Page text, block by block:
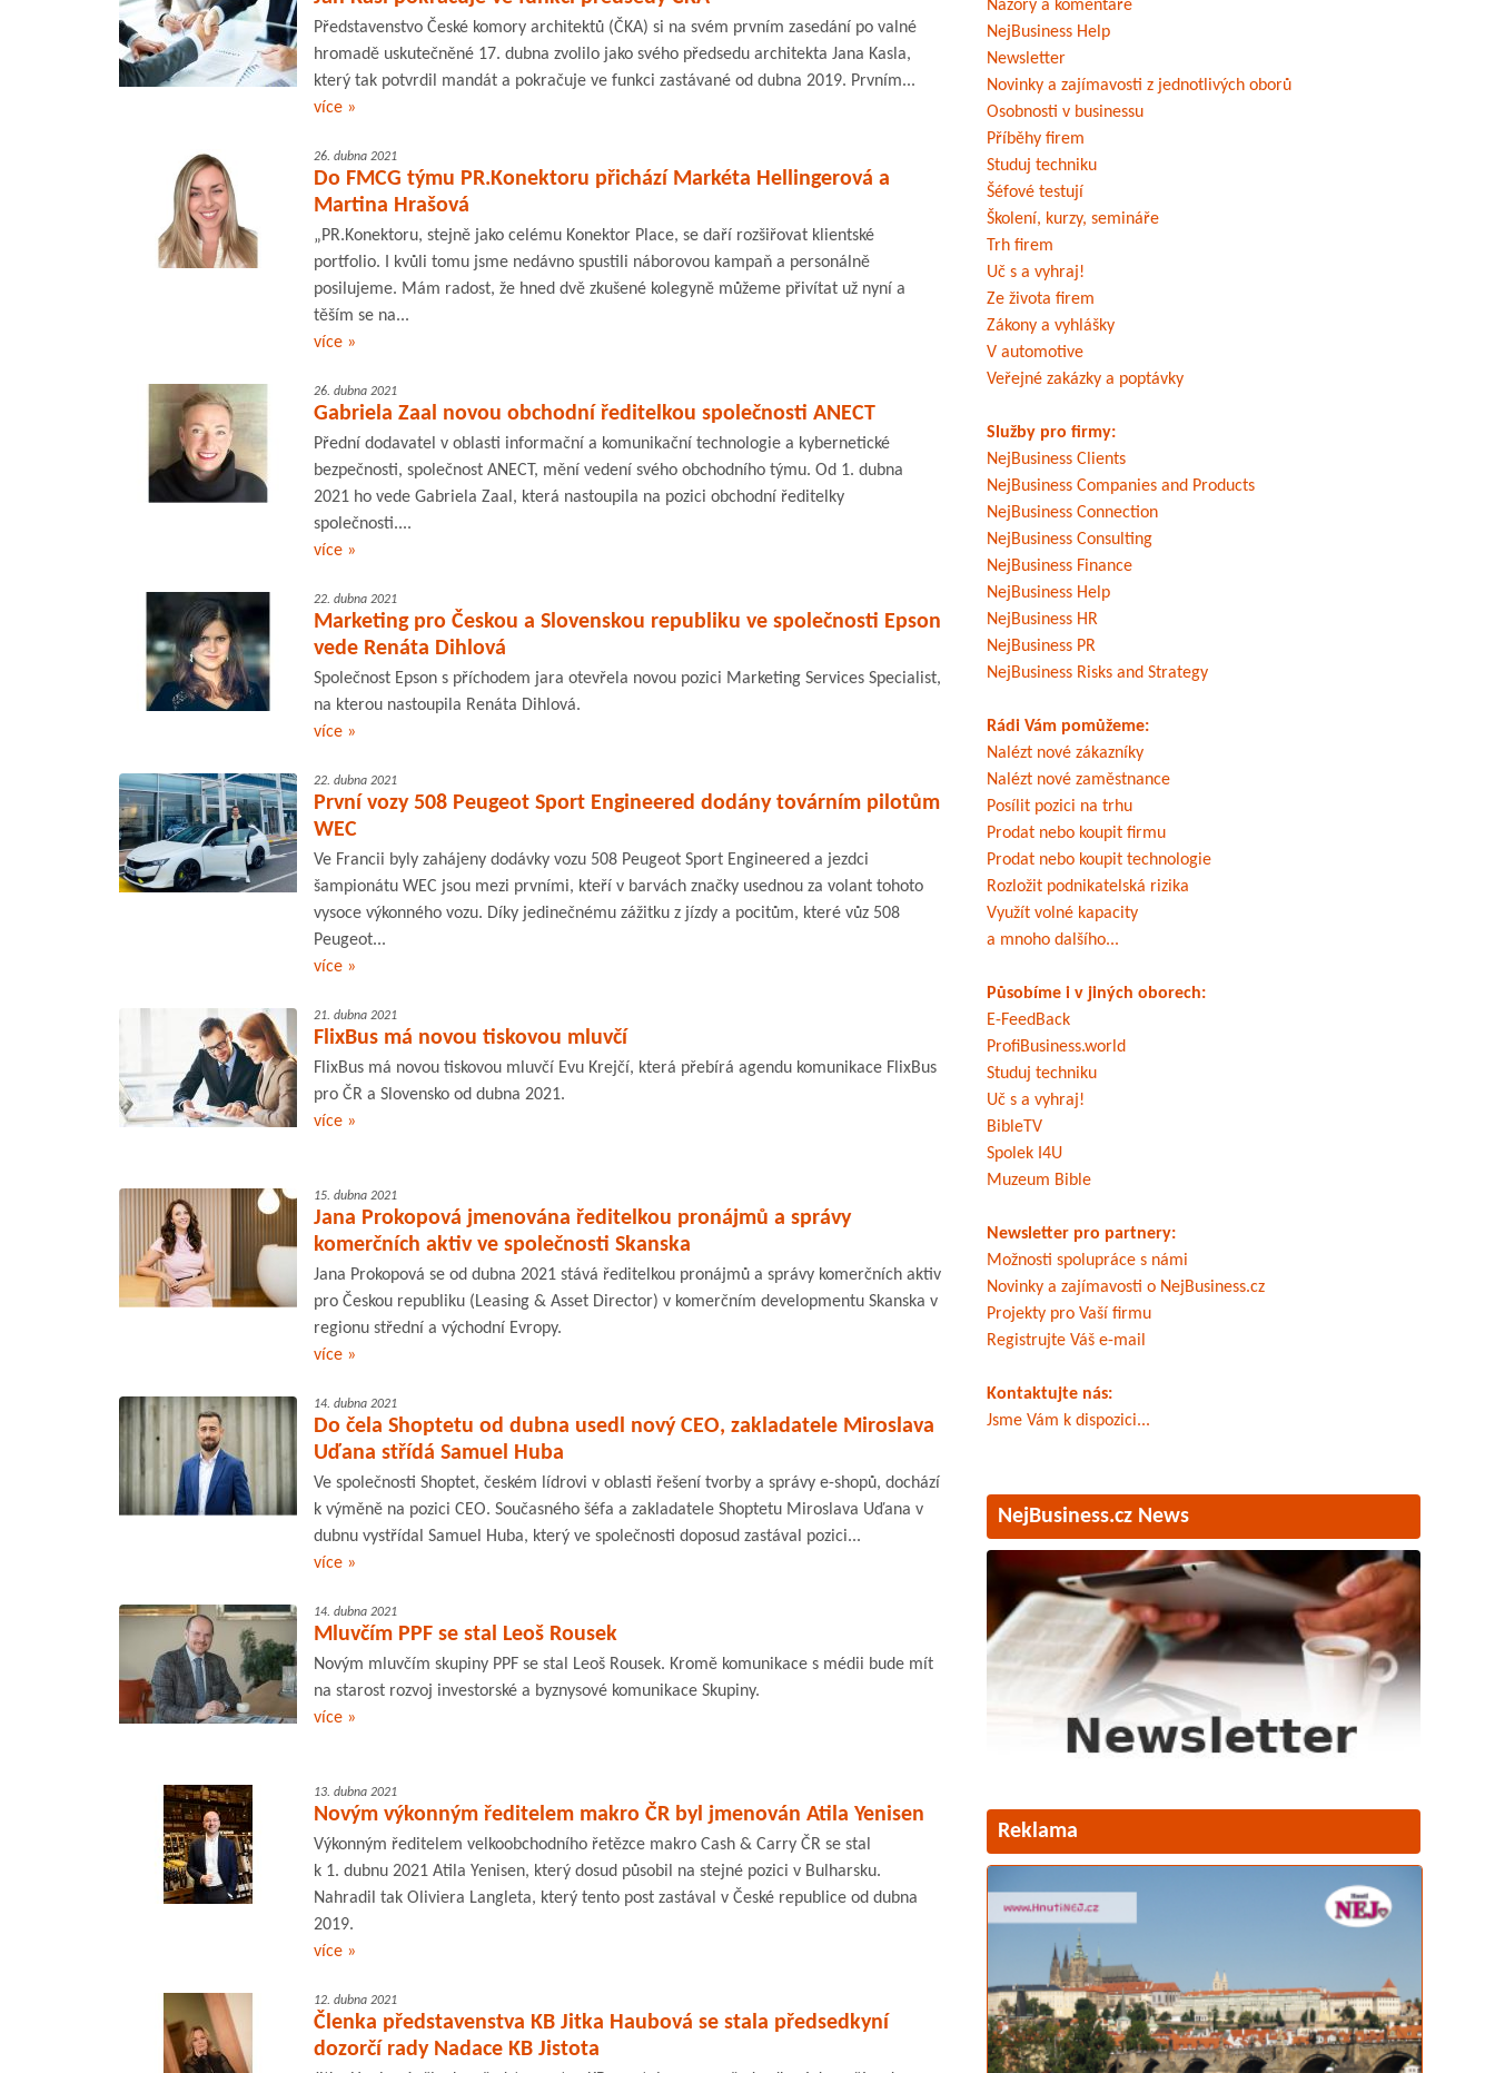
Představenstvo České komory architektů (ČKA) si na svém prvním zasedání po valné
hromadě uskutečněné 17. dubna zvolilo jako svého předsedu architekta Jana Kasla,
který tak potvrdil mandát a pokračuje ve funkci zastávané od dubna 2019. Prvním...
více »
26. dubna 2021
Do FMCG týmu PR.Konektoru přichází Markéta Hellingerová a
Martina Hrašová
„PR.Konektoru, stejně jako celému Konektor Place, se daří rozšiřovat klientské
portfolio. I kvůli tomu jsme nedávno spustili náborovou kampaň a personálně
posilujeme. Mám radost, že hned dvě zkušené kolegyně můžeme přivítat už nyní a
těším se na...
více »
26. dubna 2021
Gabriela Zaal novou obchodní ředitelkou společnosti ANECT
Přední dodavatel v oblasti informační a komunikační technologie a kybernetické
bezpečnosti, společnost ANECT, mění vedení svého obchodního týmu. Od 1. dubna
2021 ho vede Gabriela Zaal, která nastoupila na pozici obchodní ředitelky
společnosti....
více »
22. dubna 2021
Marketing pro Českou a Slovenskou republiku ve společnosti Epson
vede Renáta Dihlová
Společnost Epson s příchodem jara otevřela novou pozici Marketing Services Specialist,
na kterou nastoupila Renáta Dihlová.
více »
22. dubna 2021
První vozy 508 Peugeot Sport Engineered dodány továrním pilotům
WEC
Ve Francii byly zahájeny dodávky vozu 508 Peugeot Sport Engineered a jezdci
šampionátu WEC jsou mezi prvními, kteří v barvách značky usednou za volant tohoto
vysoce výkonného vozu. Díky jedinečnému zážitku z jízdy a pocitům, které vůz 508
Peugeot...
více »
21. dubna 2021
FlixBus má novou tiskovou mluvčí
FlixBus má novou tiskovou mluvčí Evu Krejčí, která přebírá agendu komunikace FlixBus
pro ČR a Slovensko od dubna 2021.
více »
15. dubna 2021
Jana Prokopová jmenována ředitelkou pronájmů a správy
komerčních aktiv ve společnosti Skanska
Jana Prokopová se od dubna 2021 stává ředitelkou pronájmů a správy komerčních aktiv
pro Českou republiku (Leasing & Asset Director) v komerčním developmentu Skanska v
regionu střední a východní Evropy.
více »
14. dubna 2021
Do čela Shoptetu od dubna usedl nový CEO, zakladatele Miroslava
Uďana střídá Samuel Huba
Ve společnosti Shoptet, českém lídrovi v oblasti řešení tvorby a správy e-shopů, dochází
k výměně na pozici CEO. Současného šéfa a zakladatele Shoptetu Miroslava Uďana v
dubnu vystřídal Samuel Huba, který ve společnosti doposud zastával pozici...
více »
14. dubna 2021
Mluvčím PPF se stal Leoš Rousek
Novým mluvčím skupiny PPF se stal Leoš Rousek. Kromě komunikace s médii bude mít
na starost rozvoj investorské a byznysové komunikace Skupiny.
více »
13. dubna 2021
Novým výkonným ředitelem makro ČR byl jmenován Atila Yenisen
Výkonným ředitelem velkoobchodního řetězce makro Cash & Carry ČR se stal
k 1. dubnu 2021 Atila Yenisen, který dosud působil na stejné pozici v Bulharsku.
Nahradil tak Oliviera Langleta, který tento post zastával v České republice od dubna
2019.
více »
12. dubna 2021
Členka představenstva KB Jitka Haubová se stala předsedkyní
dozorčí rady Nadace KB Jistota
Názory a komentáře
NejBusiness Help
Newsletter
Novinky a zajímavosti z jednotlivých oborů
Osobnosti v businessu
Příběhy firem
Studuj techniku
Šéfové testují
Školení, kurzy, semináře
Trh firem
Uč s a vyhraj!
Ze života firem
Zákony a vyhlášky
V automotive
Veřejné zakázky a poptávky
Služby pro firmy:
NejBusiness Clients
NejBusiness Companies and Products
NejBusiness Connection
NejBusiness Consulting
NejBusiness Finance
NejBusiness Help
NejBusiness HR
NejBusiness PR
NejBusiness Risks and Strategy
Rádi Vám pomůžeme:
Nalézt nové zákazníky
Nalézt nové zaměstnance
Posílit pozici na trhu
Prodat nebo koupit firmu
Prodat nebo koupit technologie
Rozložit podnikatelská rizika
Využít volné kapacity
a mnoho dalšího...
Působíme i v jiných oborech:
E-FeedBack
ProfiBusiness.world
Studuj techniku
Uč s a vyhraj!
BibleTV
Spolek I4U
Muzeum Bible
Newsletter pro partnery:
Možnosti spolupráce s námi
Novinky a zajímavosti o NejBusiness.cz
Projekty pro Vaší firmu
Registrujte Váš e-mail
Kontaktujte nás:
Jsme Vám k dispozici...
NejBusiness.cz News
Reklama